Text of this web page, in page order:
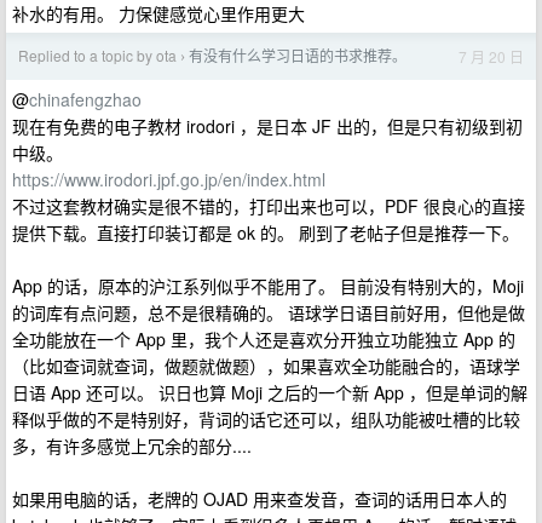
补水的有用。 力保健感觉心里作用更大
Replied to a topic by ota › 有没有什么学习日语的书求推荐。 7 月 20 日
@chinafengzhao
现在有免费的电子教材 irodori ，是日本 JF 出的，但是只有初级到初
中级。
https://www.irodori.jpf.go.jp/en/index.html
不过这套教材确实是很不错的，打印出来也可以，PDF 很良心的直接
提供下载。直接打印装订都是 ok 的。 刷到了老帖子但是推荐一下。
App 的话，原本的沪江系列似乎不能用了。 目前没有特别大的，Moji
的词库有点问题，总不是很精确的。 语球学日语目前好用，但他是做
全功能放在一个 App 里，我个人还是喜欢分开独立功能独立 App 的
（比如查词就查词，做题就做题），如果喜欢全功能融合的，语球学
日语 App 还可以。 识日也算 Moji 之后的一个新 App ，但是单词的解
释似乎做的不是特别好，背词的话它还可以，组队功能被吐槽的比较
多，有许多感觉上冗余的部分....
如果用电脑的话，老牌的 OJAD 用来查发音，查词的话用日本人的